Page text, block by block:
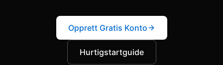
Opprett Gratis Konto
Hurtigstartguide